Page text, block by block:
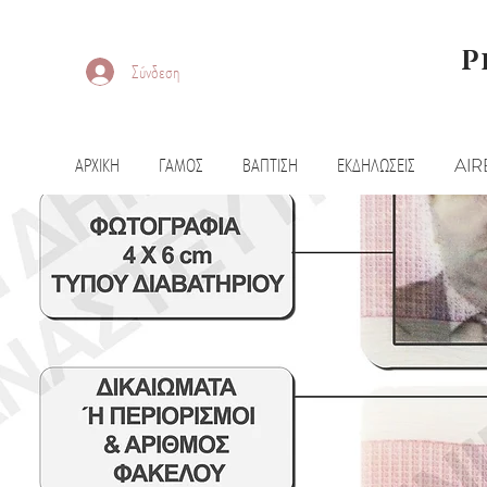
Σύνδεση
ΑΡΧΙΚΗ ΓΑΜΟΣ ΒΑΠΤΙΣΗ ΕΚΔΗΛΩΣΕΙΣ